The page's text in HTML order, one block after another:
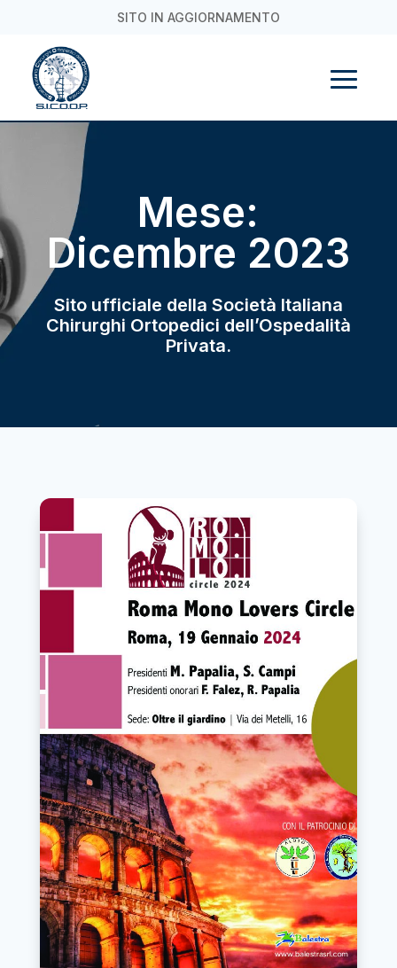
SITO IN AGGIORNAMENTO
Mese:
Dicembre 2023
Sito ufficiale della Società Italiana
Chirurghi Ortopedici dell’Ospedalità
Privata.